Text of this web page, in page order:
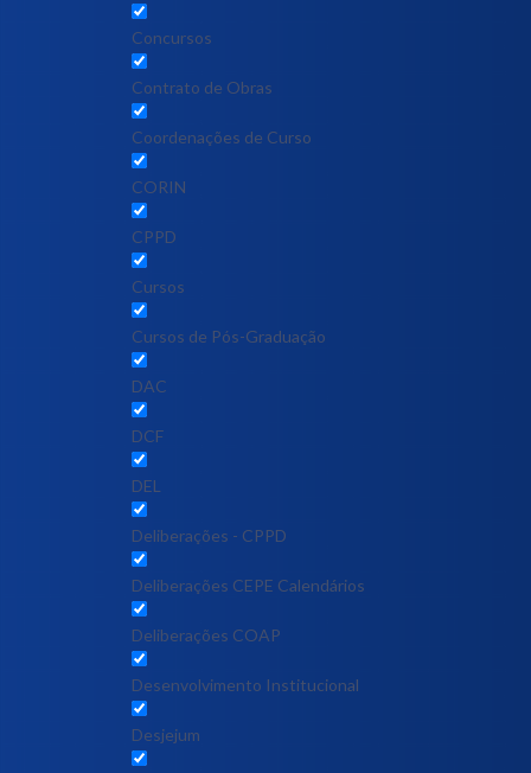
Concursos
Contrato de Obras
Coordenações de Curso
CORIN
CPPD
Cursos
Cursos de Pós-Graduação
DAC
DCF
DEL
Deliberações - CPPD
Deliberações CEPE Calendários
Deliberações COAP
Desenvolvimento Institucional
Desjejum